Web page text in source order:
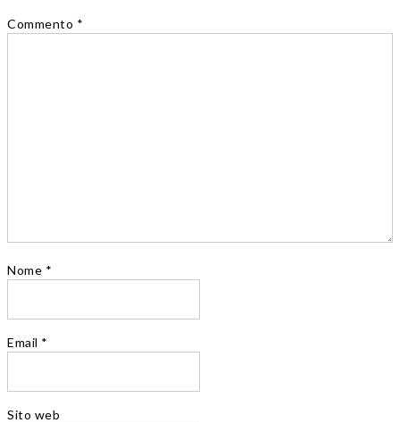
Commento *
Nome *
Email *
Sito web